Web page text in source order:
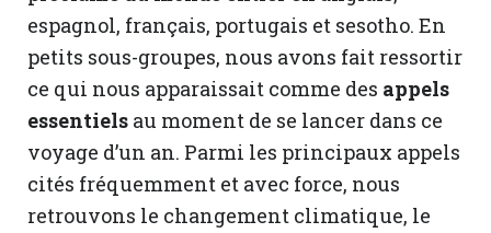
espagnol, français, portugais et sesotho. En
petits sous-groupes, nous avons fait ressortir
ce qui nous apparaissait comme des appels
essentiels au moment de se lancer dans ce
voyage d’un an. Parmi les principaux appels
cités fréquemment et avec force, nous
retrouvons le changement climatique, le